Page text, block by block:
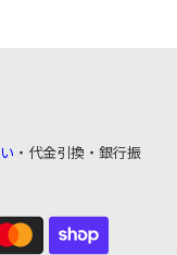
・代金引換・銀行振